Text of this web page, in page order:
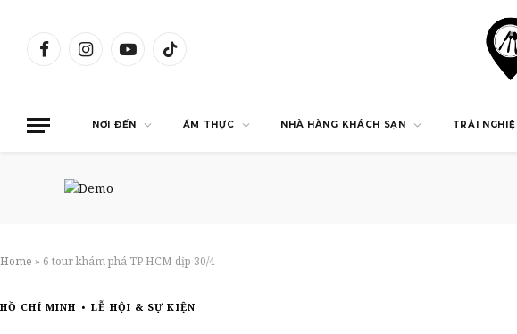
FacebookInstagramYouTubeTikTok
NƠI ĐẾN ẨM THỰC NHÀ HÀNG KHÁCH SẠN TRẢI
Home » 6 tour khám phá TP HCM dịp 30/4
HỒ CHÍ MINH LỄ HỘI & SỰ KIỆN